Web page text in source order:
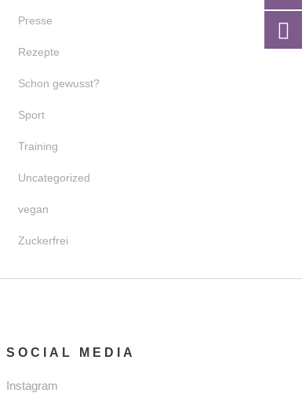
Presse
Rezepte
Schon gewusst?
Sport
Training
Uncategorized
vegan
Zuckerfrei
SOCIAL MEDIA
Instagram